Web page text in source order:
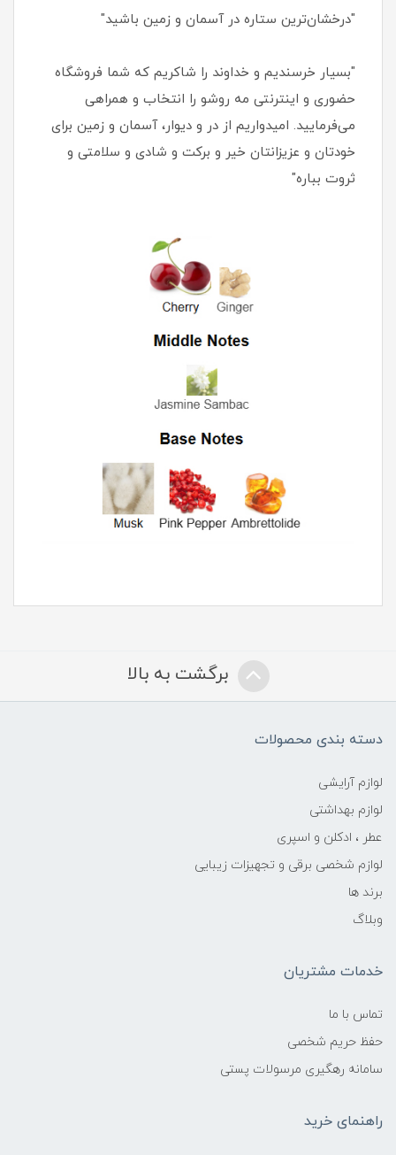
"درخشان‌ترین ستاره در آسمان و زمین باشید"
"بسیار خرسندیم و خداوند را شاکریم که شما فروشگاه
حضوری و اینترنتی مه روشو را انتخاب و همراهی
می‌فرمایید. امیدواریم از در و دیوار، آسمان و زمین برای
خودتان و عزیزانتان خیر و برکت و شادی و سلامتی و
ثروت بباره"
برگشت به بالا
دسته بندی محصولات
لوازم آرایشی
لوازم بهداشتی
عطر ، ادکلن و اسپری
لوازم شخصی برقی و تجهیزات زیبایی
برند ها
وبلاگ
خدمات مشتریان
تماس با ما
حفظ حریم شخصی
سامانه رهگیری مرسولات پستی
راهنمای خرید